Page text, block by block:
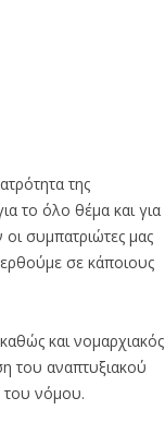
της
το όλο θέμα και για
συμπατριώτες μας
σε κάποιους
και νομαρχιακός
του αναπτυξιακού
του νόμου.